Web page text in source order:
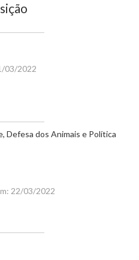
03/2022
Defesa dos Animais e Política
22/03/2022